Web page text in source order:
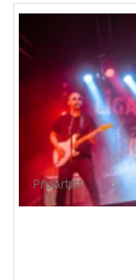
ProArtist